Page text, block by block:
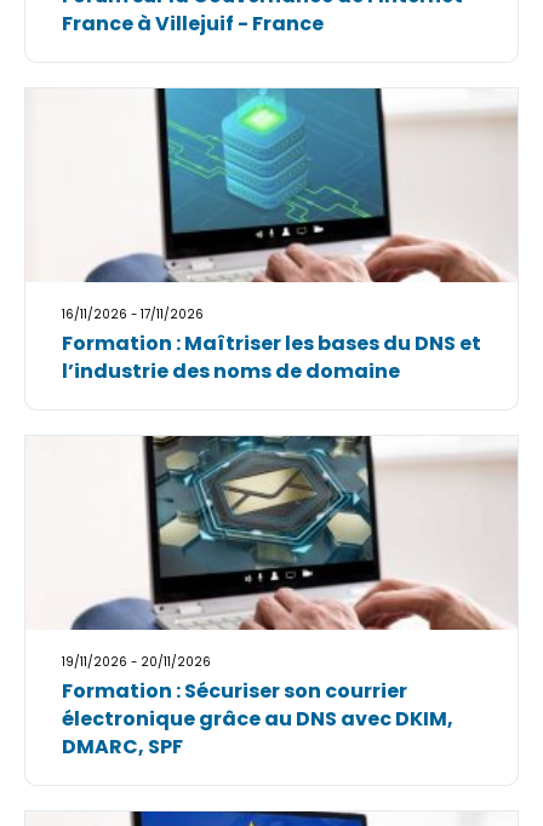
France à Villejuif - France
16/11/2026 - 17/11/2026
Formation : Maîtriser les bases du DNS et
l’industrie des noms de domaine
19/11/2026 - 20/11/2026
Formation : Sécuriser son courrier
électronique grâce au DNS avec DKIM,
DMARC, SPF